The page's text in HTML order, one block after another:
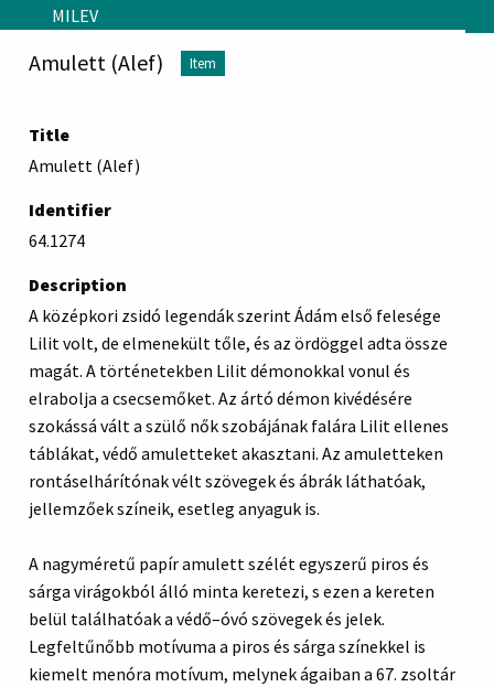
Skip to main content
MILEV
Amulett (Alef) Item
Title
Amulett (Alef)
Identifier
64.1274
Description
A középkori zsidó legendák szerint Ádám első felesége
Lilit volt, de elmenekült tőle, és az ördöggel adta össze
magát. A történetekben Lilit démonokkal vonul és
elrabolja a csecsemőket. Az ártó démon kivédésére
szokássá vált a szülő nők szobájának falára Lilit ellenes
táblákat, védő amuletteket akasztani. Az amuletteken
rontáselhárítónak vélt szövegek és ábrák láthatóak,
jellemzőek színeik, esetleg anyaguk is.
A nagyméretű papír amulett szélét egyszerű piros és
sárga virágokból álló minta keretezi, s ezen a kereten
belül találhatóak a védő–óvó szövegek és jelek.
Legfeltűnőbb motívuma a piros és sárga színekkel is
kiemelt menóra motívum, melynek ágaiban a 67. zsoltár